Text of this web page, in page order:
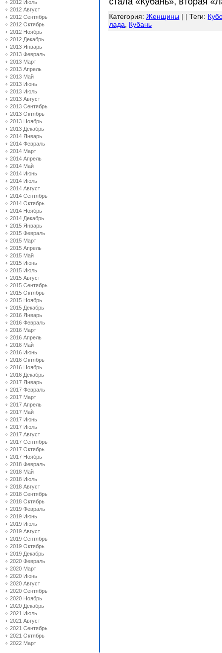
2012 Июль
2012 Август
2012 Сентябрь
2012 Октябрь
2012 Ноябрь
2012 Декабрь
2013 Январь
2013 Февраль
2013 Март
2013 Апрель
2013 Май
2013 Июнь
2013 Июль
2013 Август
2013 Сентябрь
2013 Октябрь
2013 Ноябрь
2013 Декабрь
2014 Январь
2014 Февраль
2014 Март
2014 Апрель
2014 Май
2014 Июнь
2014 Июль
2014 Август
2014 Сентябрь
2014 Октябрь
2014 Ноябрь
2014 Декабрь
2015 Январь
2015 Февраль
2015 Март
2015 Апрель
2015 Май
2015 Июнь
2015 Июль
2015 Август
2015 Сентябрь
2015 Октябрь
2015 Ноябрь
2015 Декабрь
2016 Январь
2016 Февраль
2016 Март
2016 Апрель
2016 Май
2016 Июнь
2016 Октябрь
2016 Ноябрь
2016 Декабрь
2017 Январь
2017 Февраль
2017 Март
2017 Апрель
2017 Май
2017 Июнь
2017 Июль
2017 Август
2017 Сентябрь
2017 Октябрь
2017 Ноябрь
2018 Февраль
2018 Май
2018 Июль
2018 Август
2018 Сентябрь
2018 Октябрь
2019 Февраль
2019 Июнь
2019 Июль
2019 Август
2019 Сентябрь
2019 Октябрь
2019 Декабрь
2020 Февраль
2020 Март
2020 Июнь
2020 Август
2020 Сентябрь
2020 Ноябрь
2020 Декабрь
2021 Июль
2021 Август
2021 Сентябрь
2021 Октябрь
2022 Март
Категория: Женщины | | Теги:
лада
Кубань